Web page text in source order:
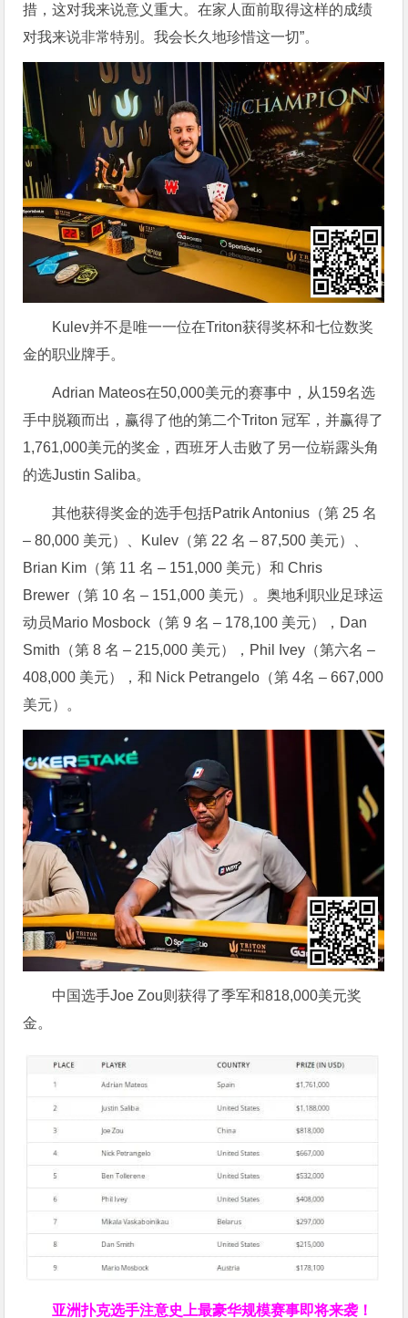
措，这对我来说意义重大。在家人面前取得这样的成绩
对我来说非常特别。我会长久地珍惜这一切”。
Kulev并不是唯一一位在Triton获得奖杯和七位数奖
金的职业牌手。
Adrian Mateos在50,000美元的赛事中，从159名选
手中脱颖而出，赢得了他的第二个Triton 冠军，并赢得了
1,761,000美元的奖金，西班牙人击败了另一位崭露头角
的选Justin Saliba。
其他获得奖金的选手包括Patrik Antonius（第 25 名
– 80,000 美元）、Kulev（第 22 名 – 87,500 美元）、
Brian Kim（第 11 名 – 151,000 美元）和 Chris
Brewer（第 10 名 – 151,000 美元）。奥地利职业足球运
动员Mario Mosbock（第 9 名 – 178,100 美元），Dan
Smith（第 8 名 – 215,000 美元），Phil Ivey（第六名 –
408,000 美元），和 Nick Petrangelo（第 4名 – 667,000
美元）。
中国选手Joe Zou则获得了季军和818,000美元奖
金。
亚洲扑克选手注意史上最豪华规模赛事即将来袭！